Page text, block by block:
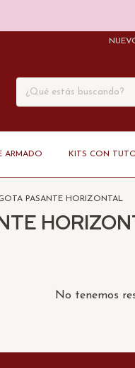
ARMADO KITS CON
PASANTE HORIZONTAL
No tenemos